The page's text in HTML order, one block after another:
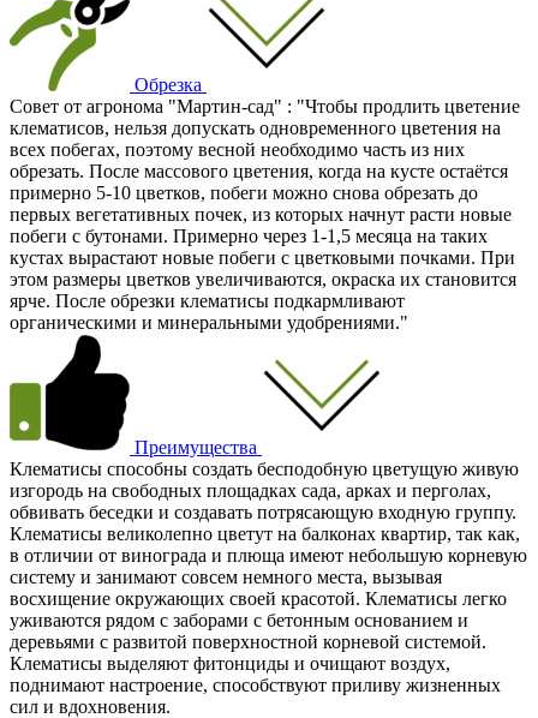
Обрезка
Совет от агронома "Мартин-сад" : "Чтобы продлить цветение
клематисов, нельзя допускать одновременного цветения на
всех побегах, поэтому весной необходимо часть из них
обрезать. После массового цветения, когда на кусте остаётся
примерно 5-10 цветков, побеги можно снова обрезать до
первых вегетативных почек, из которых начнут расти новые
побеги с бутонами. Примерно через 1-1,5 месяца на таких
кустах вырастают новые побеги с цветковыми почками. При
этом размеры цветков увеличиваются, окраска их становится
ярче. После обрезки клематисы подкармливают
органическими и минеральными удобрениями."
Преимущества
Клематисы способны создать бесподобную цветущую живую
изгородь на свободных площадках сада, арках и перголах,
обвивать беседки и создавать потрясающую входную группу.
Клематисы великолепно цветут на балконах квартир, так как,
в отличии от винограда и плюща имеют небольшую корневую
систему и занимают совсем немного места, вызывая
восхищение окружающих своей красотой. Клематисы легко
уживаются рядом с заборами с бетонным основанием и
деревьями с развитой поверхностной корневой системой.
Клематисы выделяют фитонциды и очищают воздух,
поднимают настроение, способствуют приливу жизненных
сил и вдохновения.